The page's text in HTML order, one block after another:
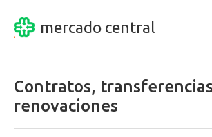
mercado central
Contratos,
renovaciones